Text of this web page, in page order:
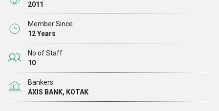
2011
Member Since
12 Years
No of Staff
10
Bankers
AXIS BANK, KOTAK